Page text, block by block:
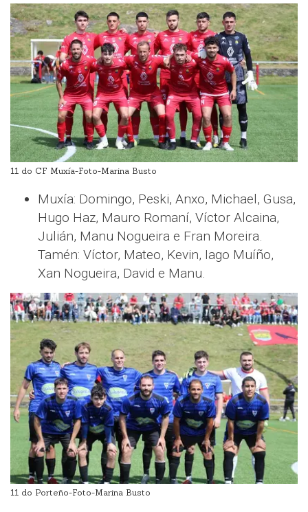
11 do CF Muxía-Foto-Marina Busto
Muxía: Domingo, Peski, Anxo, Michael, Gusa,
Hugo Haz, Mauro Romaní, Víctor Alcaina,
Julián, Manu Nogueira e Fran Moreira.
Tamén: Víctor, Mateo, Kevin, Iago Muíño,
Xan Nogueira, David e Manu.
11 do Porteño-Foto-Marina Busto